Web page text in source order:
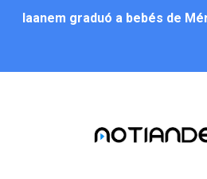
Iaanem graduó a bebés de
Alcalde Nelson Álvarez llevó